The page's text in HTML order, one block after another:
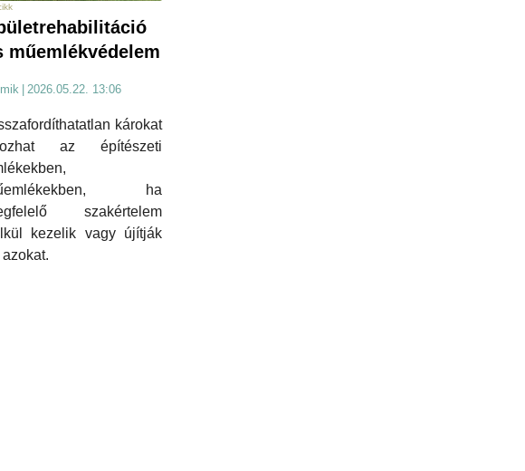
műemlékvédelem
2026.05.22. 13:06
károkat
az építészeti
ha
szakértelem
kezelik vagy újítják